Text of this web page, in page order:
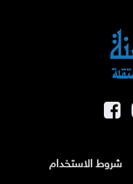
شروط الاستخدام